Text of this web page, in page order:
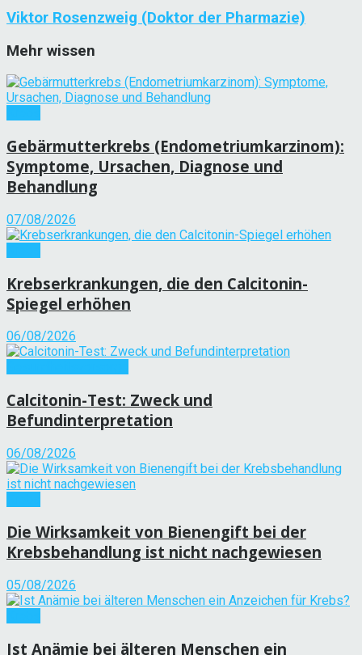
Viktor Rosenzweig (Doktor der Pharmazie)
Mehr wissen
Gebärmutterkrebs (Endometriumkarzinom):
Symptome, Ursachen, Diagnose und
Behandlung
07/08/2026
Krebserkrankungen, die den Calcitonin-
Spiegel erhöhen
06/08/2026
Calcitonin-Test: Zweck und
Befundinterpretation
06/08/2026
Die Wirksamkeit von Bienengift bei der
Krebsbehandlung ist nicht nachgewiesen
05/08/2026
Ist Anämie bei älteren Menschen ein